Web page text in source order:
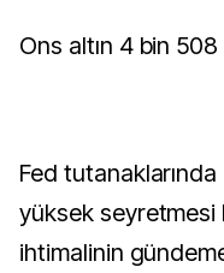
Ons altın 4 bin
Fed
yüksek seyretmesi
ihtimalinin